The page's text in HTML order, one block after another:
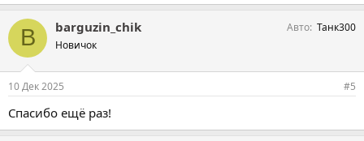
B barguzin_chik
Новичок
Авто Танк300
10 Дек 2025 #5
Спасибо ещё раз!